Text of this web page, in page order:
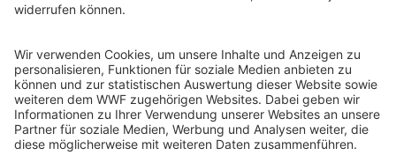
Buckelwal
Butterfisch